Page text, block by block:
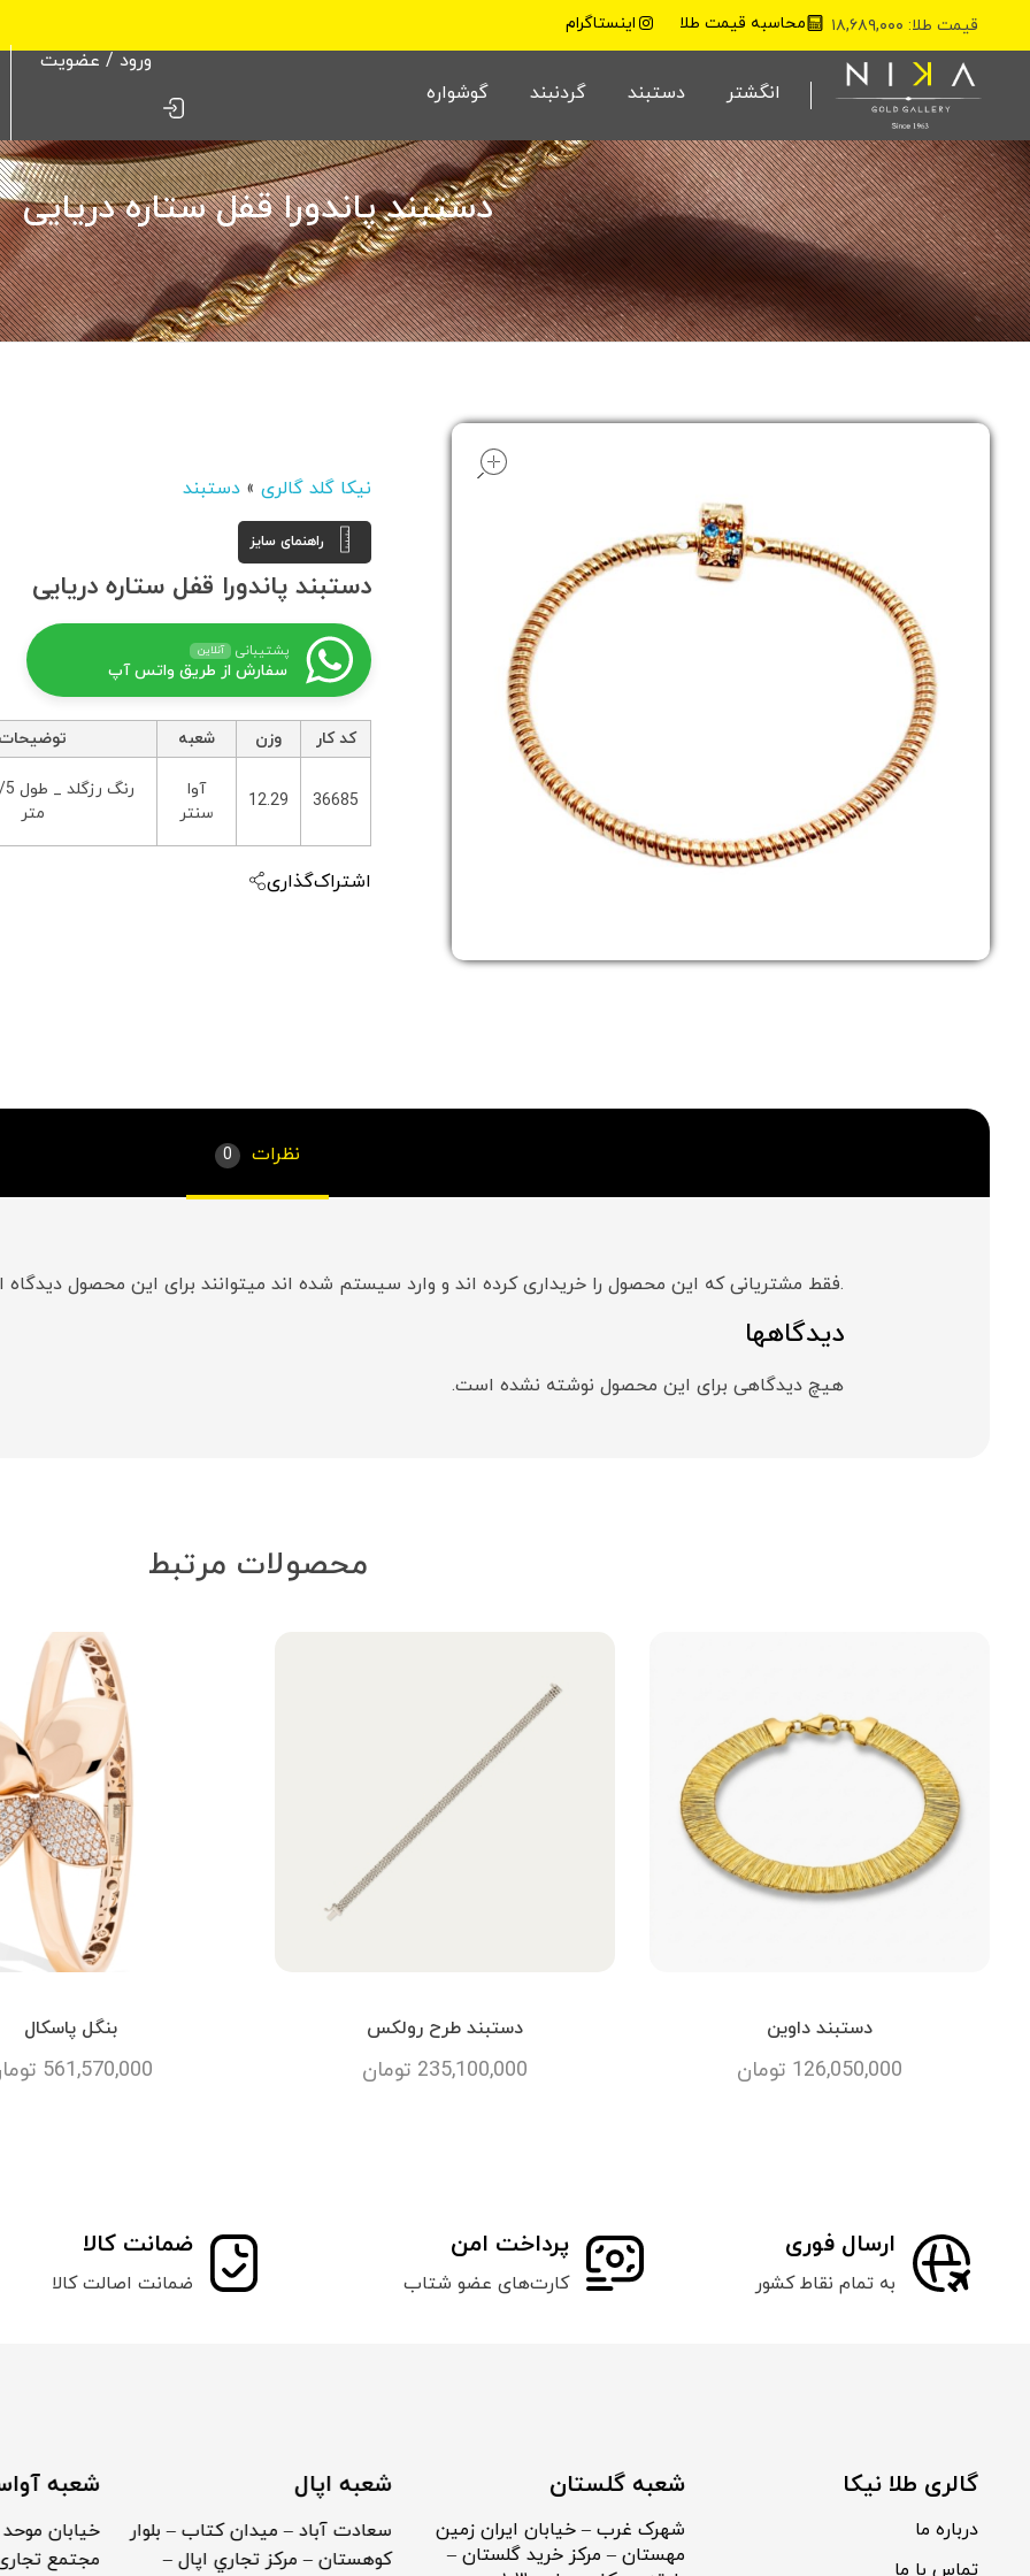
قیمت طلا: ۱۸,۶۸۹,۰۰۰ محاسبه قیمت طلا اینستاگرام
نیکا گلد گالری
انگشتر دستبند گردنبند گوشواره
ورود / عضویت
دستبند پاندورا قفل ستاره دریایی
open
نیکا گلد گالری» دستبند
دستبند پاندورا قفل ستاره دریایی
راهنمای سایز
پشتیبانی آنلاین
سفارش از طریق واتس آپ
کد کار وزن شعبه توضیحات
36685
12.29
آوا
سنتر
متر
اشتراک‌گذاری
نظرات 0
دیدگاهها
هیچ دیدگاهی برای این محصول نوشته نشده است.
.فقط مشتریانی که این محصول را خریداری کرده اند و وارد سیستم شده اند میتوانند برای این محصول دیدگاه
محصولات مرتبط
دستبند داوین
126,050,000 تومان
دستبند طرح رولکس
235,100,000 تومان
بنگل پاسکال
561,570,000
ارسال فوری
به تمام نقاط کشور
پرداخت امن
کارت‌های عضو شتاب
ضمانت کالا
ضمانت اصالت کالا
گالری طلا نیکا
درباره ما
تماس با ما
شعبه گلستان
شهرک غرب – خیابان ایران زمین
مهستان – مرکز خرید گلستان –
شعبه اپال
سعادت آباد – ميدان كتاب – بلوار
كوهستان – مركز تجاري اپال –
شعبه
خیابان
مجتمع